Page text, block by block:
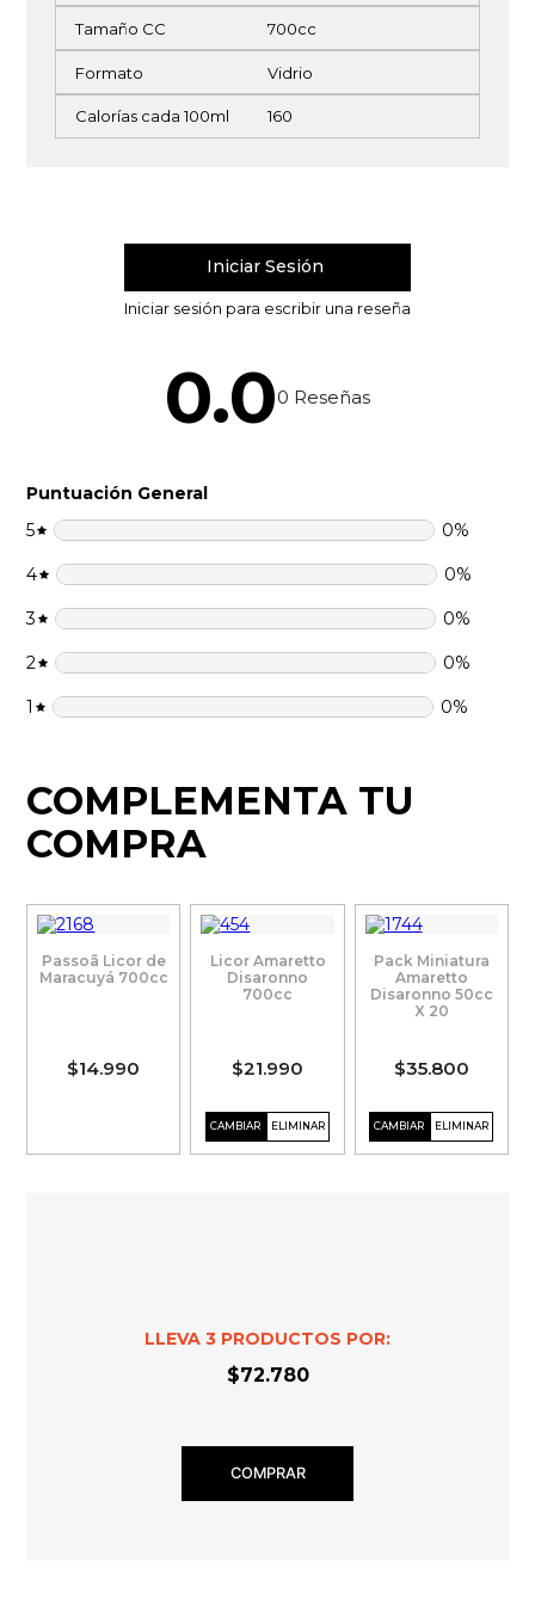
Tamaño CC 700cc
Formato Vidrio
Calorías cada 100ml 160
0.00 Reseñas
Puntuación General
5
0%
4 0%
3 0%
2 0%
1 0%
COMPLEMENTA TU
COMPRA
Passoã Licor de
Maracuyá 700cc
$14.990
Pack Miniatura
Amaretto
Disaronno 50cc
X 20
$35.800
Licor Amaretto
Disaronno
700cc
$21.990
LLEVA 3 PRODUCTOS POR:
$72.780
COMPRAR